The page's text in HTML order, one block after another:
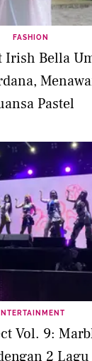
FASHION
Irish Bella
Pastel
Vol. 9:
2